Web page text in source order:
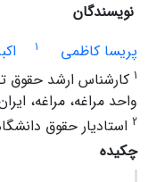
نویسندگان
پریسا کاظمی
1
1 کارشناس ارشد حقوق
واحد مراغه، مراغه،
2 استادیار حقوق
چکیده